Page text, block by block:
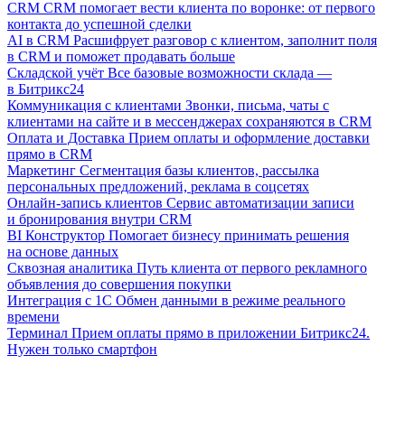
CRM CRM помогает вести клиента по воронке: от первого
контакта до успешной сделки
AI в CRM Расшифрует разговор с клиентом, заполнит поля
в CRM и поможет продавать больше
Складской учёт Все базовые возможности склада —
в Битрикс24
Коммуникация с клиентами Звонки, письма, чаты с
клиентами на сайте и в мессенджерах сохраняются в CRM
Оплата и Доставка Прием оплаты и оформление доставки
прямо в CRM
Маркетинг Сегментация базы клиентов, рассылка
персональных предложений, реклама в соцсетях
Онлайн-запись клиентов Сервис автоматизации записи
и бронирования внутри CRM
BI Конструктор Помогает бизнесу принимать решения
на основе данных
Сквозная аналитика Путь клиента от первого рекламного
объявления до совершения покупки
Интеграция с 1С Обмен данными в режиме реального
времени
Терминал Прием оплаты прямо в приложении Битрикс24.
Нужен только смартфон